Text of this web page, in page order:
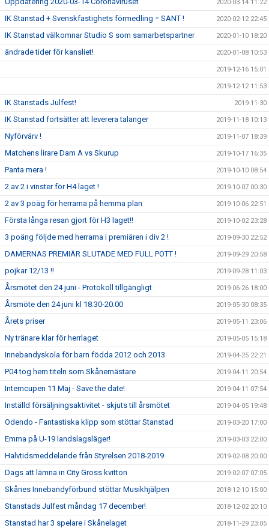
2020-03-14 11:22
IK Stanstad + Svenskfastighets förmedling = SANT ! 2020-02-12 22:45
IK Stanstad välkomnar Studio S som samarbetspartner 2020-01-10 18:20
ändrade tider för kansliet! 2020-01-08 10:53
2019-12-16 15:01
2019-12-12 11:53
IK Stanstads Julfest! 2019-11-30
IK Stanstad fortsätter att leverera talanger 2019-11-18 10:13
Nyförvärv ! 2019-11-07 18:39
Matchens lirare Dam A vs Skurup 2019-10-17 16:35
Panta mera ! 2019-10-10 08:54
2 av 2 i vinster för H4 laget ! 2019-10-07 00:30
2 av 3 poäg för herrarna på hemma plan 2019-10-06 22:51
Första långa resan gjort för H3 laget!! 2019-10-02 23:28
3 poäng följde med herrarna i premiären i div 2 ! 2019-09-30 22:52
DAMERNAS PREMIÄR SLUTADE MED FULL POTT ! 2019-09-29 20:58
pojkar 12/13 !! 2019-09-28 11:03
Årsmötet den 24 juni - Protokoll tillgängligt 2019-06-26 18:00
Årsmöte den 24 juni kl 18.30-20.00 2019-05-30 08:35
Årets priser 2019-05-11 23:06
Ny tränare klar för herrlaget 2019-05-05 15:18
Innebandyskola för barn födda 2012 och 2013 2019-04-25 22:21
P04 tog hem titeln som Skånemästare 2019-04-11 20:54
Interncupen 11 Maj - Save the date! 2019-04-11 07:54
Inställd försäljningsaktivitet - skjuts till årsmötet 2019-04-05 19:48
Odendo - Fantastiska klipp som stöttar Stanstad 2019-03-20 17:00
Emma på U-19 landslagsläger! 2019-03-03 22:00
Halvtidsmeddelande från Styrelsen 2018-2019 2019-02-08 20:00
Dags att lämna in City Gross kvitton 2019-02-07 07:05
Skånes Innebandyförbund stöttar Musikhjälpen 2018-12-10 15:00
Stanstads Julfest måndag 17 december! 2018-12-02 20:10
Stanstad har 3 spelare i Skånelaget 2018-11-29 23:05